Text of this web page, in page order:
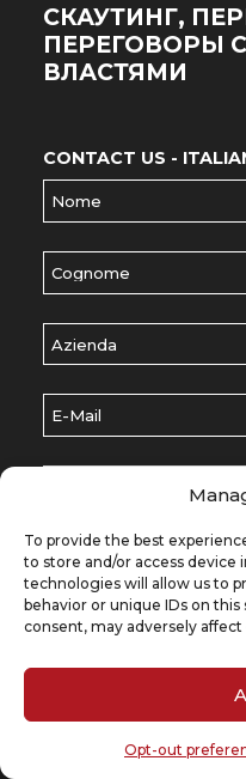
To provide the best
to store and/or access
technologies will allow us to
behavior or unique IDs on
consent, may adversely
Opt-out
СКАУТИНГ,
ПЕРЕГОВОРЫ
ВЛАСТЯМИ
CONTACT US -
Nome
Cognome
Azienda
E-Mail
Lasciaci un